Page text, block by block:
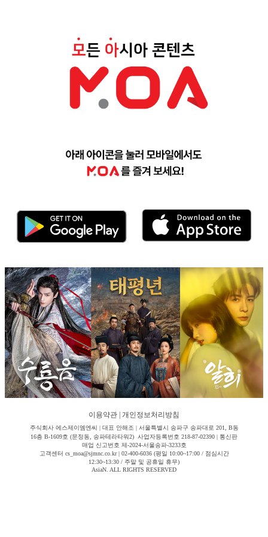
이용약관 개인정보처리방침
주식회사 에스제이엠엔씨 | 대표 안해조 | 서울특별시 송파구 송파대로 201, B동
16층 B-1609호 (문정동, 송파테라타워2) 사업자등록번호 218-87-02390 | 통신판
매업 신고번호 제-2024-서울송파-3233호
고객센터 cs_moa@sjmnc.co.kr | 02-400-6036 (평일 10:00~17:00 / 점심시간
12:30~13:30 / 주말 및 공휴일 휴무)
AsiaN. ALL RIGHTS RESERVED